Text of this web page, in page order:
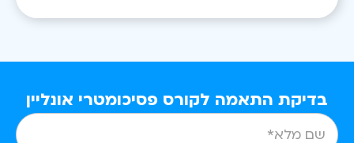
בדיקת התאמה לקורס פסיכומטרי אונליין